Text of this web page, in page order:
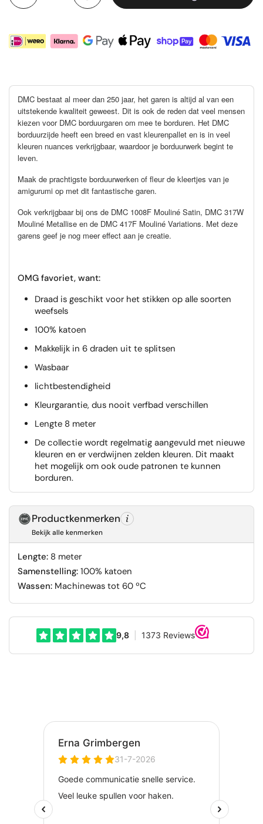
DMC bestaat al meer dan 250 jaar, het garen is altijd al van een
uitstekende kwaliteit geweest. Dit is ook de reden dat veel mensen
kiezen voor DMC borduurgaren om mee te borduren. Het DMC
borduurzijde heeft een breed en vast kleurenpallet en is in veel
kleuren nuances verkrijgbaar, waardoor je borduurwerk begint te
leven.
Maak de prachtigste borduurwerken of fleur de kleertjes van je
amigurumi op met dit fantastische garen.
Ook verkrijgbaar bij ons de DMC 1008F Mouliné Satin, DMC 317W
Mouliné Metallise en de DMC 417F Mouliné Variations. Met deze
garens geef je nog meer effect aan je creatie.
OMG favoriet, want:
Draad is geschikt voor het stikken op alle soorten
weefsels
100% katoen
Makkelijk in 6 draden uit te splitsen
Wasbaar
lichtbestendigheid
Kleurgarantie, dus nooit verfbad verschillen
Lengte 8 meter
De collectie wordt regelmatig aangevuld met nieuwe
kleuren en er verdwijnen zelden kleuren. Dit maakt
het mogelijk om ook oude patronen te kunnen
borduren.
Productkenmerken
Bekijk alle kenmerken
Lengte:8 meter
Samenstelling:100% katoen
Wassen:Machinewas tot 60 ºC